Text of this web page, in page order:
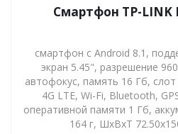
Смартфон TP-LINK
смартфон с Android 8.1,
экран 5.45", разрешение
автофокус, память 16 Гб,
4G LTE, Wi-Fi, Bluetooth,
оперативной памяти 1 Гб,
164 г, ШxВxТ